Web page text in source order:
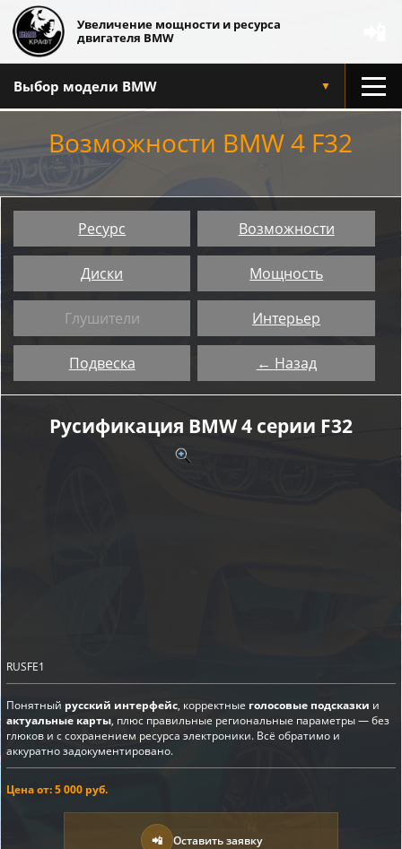
Увеличение мощности и ресурса
двигателя BMW
Выбор модели BMW ▼
Возможности BMW 4 F32
Ресурс Возможности
Диски Мощность
Глушители Интерьер
Подвеска ← Назад
Русификация BMW 4 серии F32
RUSFE1
Понятный русский интерфейс, корректные голосовые подсказки и
актуальные карты, плюс правильные региональные параметры — без
глюков и с сохранением ресурса электроники. Всё обратимо и
аккуратно задокументировано.
Цена от: 5 000 руб.
📲 Оставить заявку